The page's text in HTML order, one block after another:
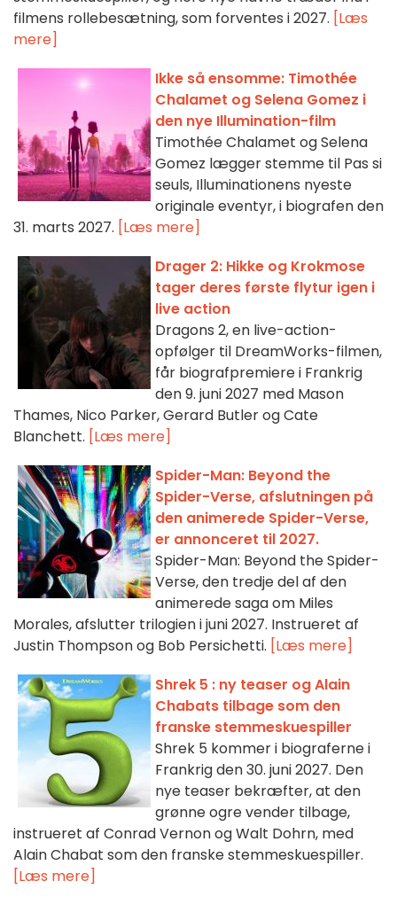
filmens rollebesætning, som forventes i 2027. [Læs
mere]
Ikke så ensomme: Timothée
Chalamet og Selena Gomez i
den nye Illumination-film
Timothée Chalamet og Selena
Gomez lægger stemme til Pas si
seuls, Illuminationens nyeste
originale eventyr, i biografen den
31. marts 2027. [Læs mere]
Drager 2: Hikke og Krokmose
tager deres første flytur igen i
live action
Dragons 2, en live-action-
opfølger til DreamWorks-filmen,
får biografpremiere i Frankrig
den 9. juni 2027 med Mason
Thames, Nico Parker, Gerard Butler og Cate
Blanchett. [Læs mere]
Spider-Man: Beyond the
Spider-Verse, afslutningen på
den animerede Spider-Verse,
er annonceret til 2027.
Spider-Man: Beyond the Spider-
Verse, den tredje del af den
animerede saga om Miles
Morales, afslutter trilogien i juni 2027. Instrueret af
Justin Thompson og Bob Persichetti. [Læs mere]
Shrek 5 : ny teaser og Alain
Chabats tilbage som den
franske stemmeskuespiller
Shrek 5 kommer i biograferne i
Frankrig den 30. juni 2027. Den
nye teaser bekræfter, at den
grønne ogre vender tilbage,
instrueret af Conrad Vernon og Walt Dohrn, med
Alain Chabat som den franske stemmeskuespiller.
[Læs mere]